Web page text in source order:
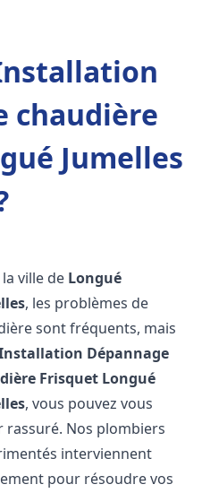
chaudière
Jumelles
ville de Longué
, les problèmes de
sont fréquents, mais
Dépannage
Frisquet Longué
, vous pouvez vous
rassuré. Nos plombiers
interviennent
pour résoudre vos